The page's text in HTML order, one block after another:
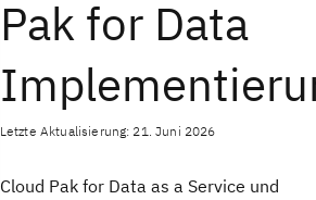
Pak for Data
Letzte Aktualisierung: 21. Juni 2026
Cloud Pak for Data as a Service und